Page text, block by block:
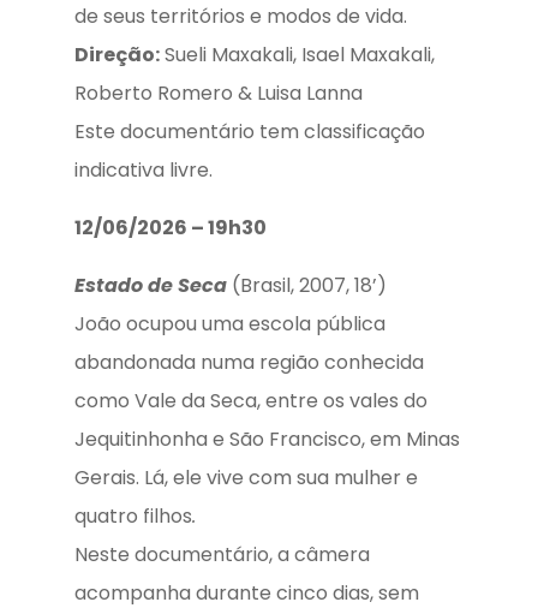
de seus territórios e modos de vida.
Direção:Sueli Maxakali, Isael Maxakali,
Roberto Romero & Luisa Lanna
Este documentário tem classificação
indicativa livre.
12/06/2026 – 19h30
Estado de Seca(Brasil, 2007, 18’)
João ocupou uma escola pública
abandonada numa região conhecida
como Vale da Seca, entre os vales do
Jequitinhonha e São Francisco, em Minas
Gerais. Lá, ele vive com sua mulher e
quatro filhos.
Neste documentário, a câmera
acompanha durante cinco dias, sem